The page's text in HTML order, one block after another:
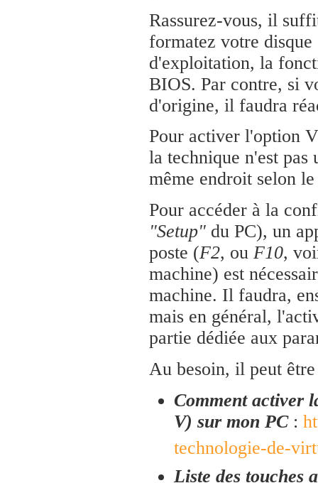
Rassurez-vous, il
formatez votre disque
d'exploitation, la
BIOS. Par contre, si
d'origine, il faudra
Pour activer l'option
la technique n'est pas
même endroit selon
Pour accéder à la
"Setup" du PC), un
poste (F2, ou F10,
machine) est
machine. Il faudra,
mais en général,
partie dédiée aux
Au besoin, il peut
Comment activer
V) sur mon PC:
technologie-de-
Liste des touches